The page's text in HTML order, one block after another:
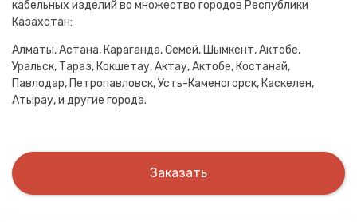
кабельных изделий во множество городов Республики
Казахстан:
Алматы, Астана, Караганда, Семей, Шымкент, Актобе,
Уральск, Тараз, Кокшетау, Актау, Актобе, Костанай,
Павлодар, Петропавловск, Усть-Каменогорск, Каскелен,
Атырау, и другие города.
Заказать